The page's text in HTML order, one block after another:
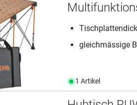
gleichmässige
1 Artikel